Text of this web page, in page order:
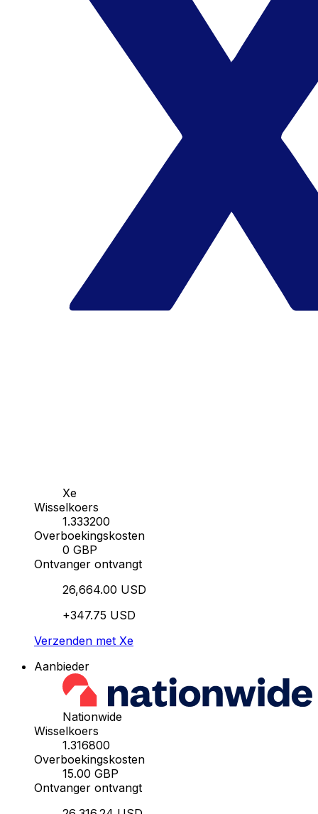
Xe
Wisselkoers
1.333200
Overboekingskosten
0 GBP
Ontvanger ontvangt
26,664.00 USD
+347.75 USD
Verzenden met Xe
Aanbieder
Nationwide
Wisselkoers
1.316800
Overboekingskosten
15.00 GBP
Ontvanger ontvangt